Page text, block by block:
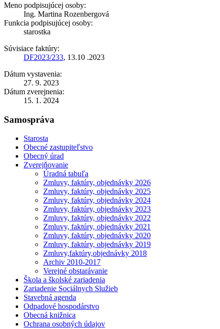
Meno podpisujúcej osoby:
Ing. Martina Rozenbergová
Funkcia podpisujúcej osoby:
starostka
Súvisiace faktúry:
DF2023/233, 13.10 .2023
Dátum vystavenia:
27. 9. 2023
Dátum zverejnenia:
15. 1. 2024
Samospráva
Starosta
Obecné zastupiteľstvo
Obecný úrad
Zverejňovanie
Úradná tabuľa
Zmluvy, faktúry, objednávky 2026
Zmluvy, faktúry, objednávky 2025
Zmluvy, faktúry, objednávky 2024
Zmluvy, faktúry, objednávky 2023
Zmluvy, faktúry, objednávky 2022
Zmluvy, faktúry, objednávky 2021
Zmluvy, faktúry, objednávky 2020
Zmluvy, faktúry, objednávky 2019
Zmluvy,faktúry,objednávky 2018
Archiv 2010-2017
Verejné obstarávanie
Škola a školské zariadenia
Zariadenie Sociálnych Služieb
Stavebná agenda
Odpadové hospodárstvo
Obecná knižnica
Ochrana osobných údajov